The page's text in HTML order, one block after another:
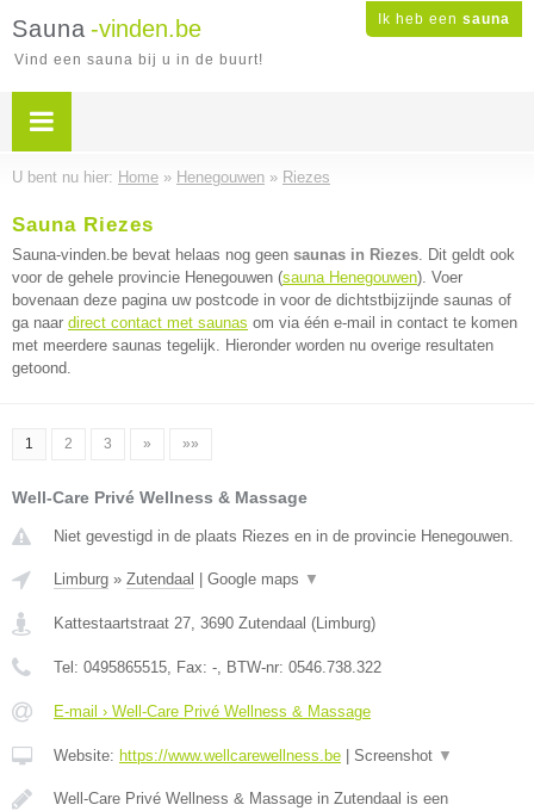
Ik heb een sauna
Sauna -vinden.be
Vind een sauna bij u in de buurt!
U bent nu hier: Home » Henegouwen » Riezes
Sauna Riezes
Sauna-vinden.be bevat helaas nog geen saunas in Riezes. Dit geldt ook
voor de gehele provincie Henegouwen (sauna Henegouwen). Voer
bovenaan deze pagina uw postcode in voor de dichtstbijzijnde saunas of
ga naar direct contact met saunas om via één e-mail in contact te komen
met meerdere saunas tegelijk. Hieronder worden nu overige resultaten
getoond.
1 2 3 » »»
Well-Care Privé Wellness & Massage
Niet gevestigd in de plaats Riezes en in de provincie Henegouwen.
Limburg » Zutendaal Google maps ▼
Kattestaartstraat 27, 3690 Zutendaal (Limburg)
Tel: 0495865515, Fax: -, BTW-nr: 0546.738.322
E-mail › Well-Care Privé Wellness & Massage
Website: https://www.wellcarewellness.be Screenshot ▼
Well-Care Privé Wellness & Massage in Zutendaal is een